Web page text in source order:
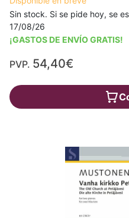
Sin stock. Si se pide hoy, se
17/08/26
¡GASTOS DE ENVÍO GRATIS!
PVP. 54,40€